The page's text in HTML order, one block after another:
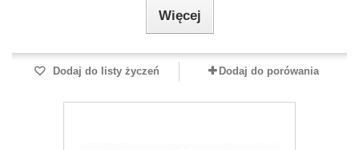
Więcej
Dodaj do listy życzeń Dodaj do porówania